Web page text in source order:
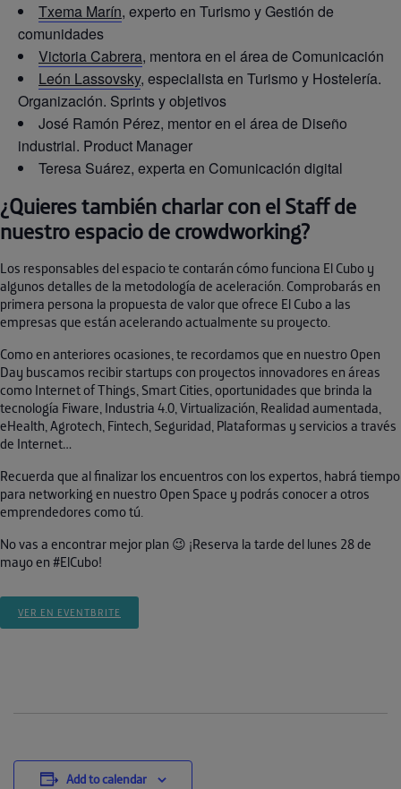
Txema Marín, experto en Turismo y Gestión de
comunidades
Victoria Cabrera, mentora en el área de Comunicación
León Lassovsky, especialista en Turismo y Hostelería.
Organización. Sprints y objetivos
José Ramón Pérez, mentor en el área de Diseño
industrial. Product Manager
Teresa Suárez, experta en Comunicación digital
¿Quieres también charlar con el Staff de
nuestro espacio de crowdworking?
Los responsables del espacio te contarán cómo funciona El Cubo y
algunos detalles de la metodología de aceleración. Comprobarás en
primera persona la propuesta de valor que ofrece El Cubo a las
empresas que están acelerando actualmente su proyecto.
Como en anteriores ocasiones, te recordamos que en nuestro Open
Day buscamos recibir startups con proyectos innovadores en áreas
como Internet of Things, Smart Cities, oportunidades que brinda la
tecnología Fiware, Industria 4.0, Virtualización, Realidad aumentada,
eHealth, Agrotech, Fintech, Seguridad, Plataformas y servicios a través
de Internet…
Recuerda que al finalizar los encuentros con los expertos, habrá tiempo
para networking en nuestro Open Space y podrás conocer a otros
emprendedores como tú.
No vas a encontrar mejor plan 😉 ¡Reserva la tarde del lunes 28 de
mayo en #ElCubo!
VER EN EVENTBRITE
Add to calendar